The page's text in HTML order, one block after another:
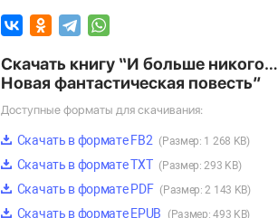
Скачать книгу “И больше никого…
Новая фантастическая повесть”
Доступные форматы для скачивания:
Скачать в формате FB2 (Размер: 1 268 KB)
Скачать в формате TXT (Размер: 293 KB)
Скачать в формате PDF (Размер: 2 143 KB)
Скачать в формате EPUB (Размер: 493 KB)